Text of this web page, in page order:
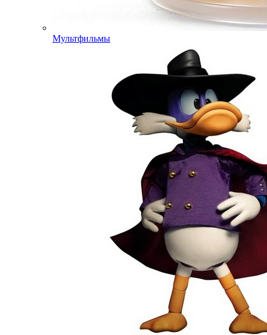
Мультфильмы